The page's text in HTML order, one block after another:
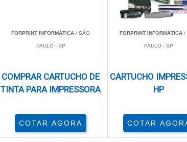
FORPRINT INFORMÁTICA / SÃO
PAULO - SP
COMPRAR CARTUCHO DE
TINTA PARA IMPRESSORA
COTAR AGORA
FORPRINT INFORMÁTICA/
PAULO - SP
CARTUCHO
HP
COTAR